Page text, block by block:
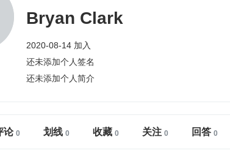
Bryan Clark
2020-08-14 加入
还未添加个人签名
还未添加个人简介
论 划线 收藏 关注 回答